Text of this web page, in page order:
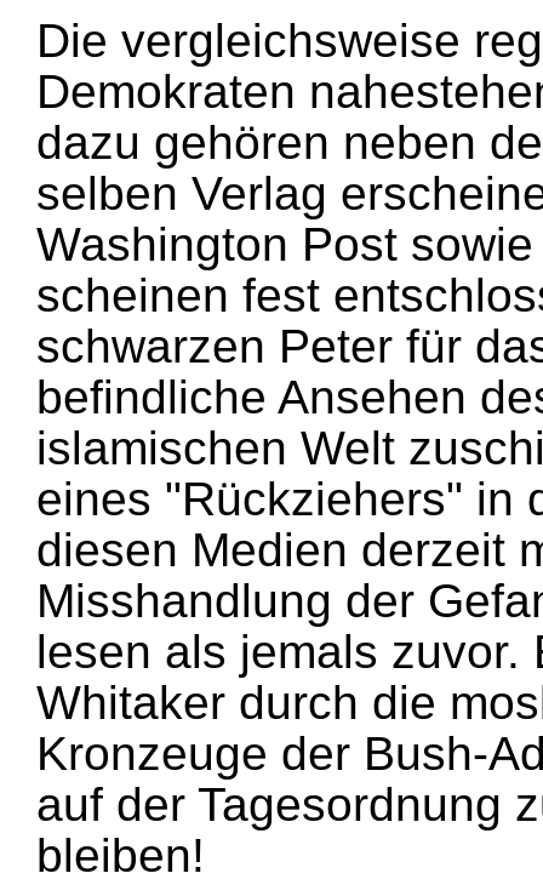
Die vergleichsweise
Demokraten
dazu gehören neben
selben Verlag
Washington Post
scheinen fest
schwarzen Peter für
befindliche Ansehen
islamischen Welt
eines "Rückziehers" in
diesen Medien derzeit
Misshandlung der
lesen als jemals zuvor.
Whitaker durch die
Kronzeuge der Bush-
auf der Tagesordnung
bleiben!